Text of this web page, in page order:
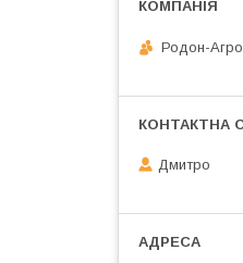
Родон-Агро
Дмитро